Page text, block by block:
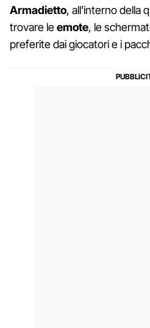
Armadietto, all'interno della
trovare leemote, le
preferite dai giocatori e i